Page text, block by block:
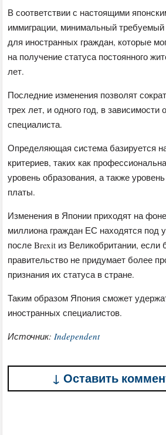
В соответствии с настоящими
иммиграции, минимальный требуемый
для иностранных граждан, которые
на получение статуса постоянного
лет.
Последние изменения позволят
трех лет, и одного год, в зависимости
специалиста.
Определяющая система базируется
критериев, таких как
уровень образования, а также
платы.
Изменения в Японии приходят на
миллиона граждан ЕС находятся под
после Brexit из Великобритании, если
правительство не придумает более
признания их статуса в стране.
Таким образом Япония сможет
иностранных специалистов.
Источник:Independent
↓ Оставить